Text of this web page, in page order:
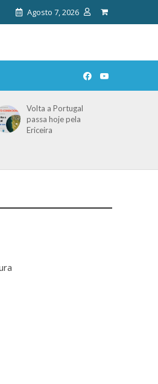
Agosto 7, 2026
Volta a Portugal
passa hoje pela
Ericeira